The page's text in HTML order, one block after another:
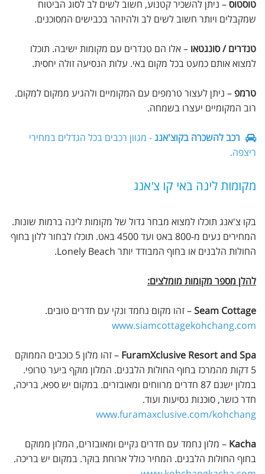
טוסטוס– ניתן להשכיר קטנוע, חשוב לשים לב לסוג הביטוח
שמקבלים ויותר חשוב לשים לב ולהיזהר בכבישים המסוכנים.
טנדרים / סונגטאו – אלו הם טנדרים עם מקומות ישיבה. תוכלו
למצוא אותם כמעט בכל מקום באי. עלות הנסיעה זולה יחסית.
טרמפ– ניתן לעצור טרמפים עם המקומיים ולהגיע ממקום למקום.
רוב המקומיים יעצרו בשמחה.
רכב להשכרה בקוצ'אנג- מגוון רכבים בכל הגדלים במחירי
ריצפה.
מקומות לינה באי קו צ'אנג
בקו צ'אנג תוכלו למצוא מבחר גדול של מקומות לינה ברמות שונות.
המחירים נעים מ-800 באט ועד 4500 באט. תוכלו לבחור ללון בחוף
החולות הלבנים או בחוף המבודד יותר Lonely Beach.
להלן מספר מקומות מומלצים:
Seam Cottage– זהו מקום נחמד ונקי עם חדרים טובים.
www.siamcottagekohchang.com
FuramXclusive Resort and Spa
– זהו מלון 5 כוכבים הממוקם
5 דקות מהמרכז בחוף החולות הלבנים. המלון מוקף ביער טרופי.
במלון ישנם 87 חדרים מרווחים ומאובזרים. במקום יש ספא, בריכה,
חדר כושר, סוכנות נסיעות ועוד.
www.furamaxclusive.com/kohchang
Kacha – מלון נחמד עם חדרים נקיים ומאובזרים, המלון ממוקם
בחוף החולות הלבנים. המחיר כולל ארוחת בוקר. במקום יש בריכה.